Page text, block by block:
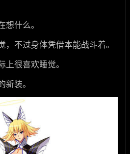
想什么。
，不过身体凭借本能战斗着。
上很喜欢睡觉。
新装。